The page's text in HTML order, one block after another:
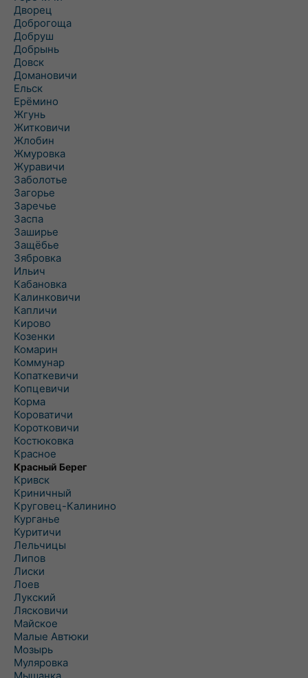
Дворец
Доброгоща
Добруш
Добрынь
Довск
Домановичи
Ельск
Ерёмино
Жгунь
Житковичи
Жлобин
Жмуровка
Журавичи
Заболотье
Загорье
Заречье
Заспа
Заширье
Защёбье
Зябровка
Ильич
Кабановка
Калинковичи
Капличи
Кирово
Козенки
Комарин
Коммунар
Копаткевичи
Копцевичи
Корма
Короватичи
Коротковичи
Костюковка
Красное
Красный Берег
Кривск
Криничный
Круговец-Калинино
Курганье
Куритичи
Лельчицы
Липов
Лиски
Лоев
Лукский
Лясковичи
Майское
Малые Автюки
Мозырь
Муляровка